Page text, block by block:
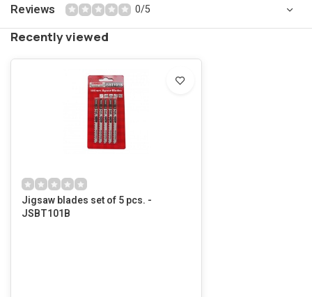
Reviews 0/5
Recently viewed
Jigsaw blades set of 5 pcs. -
JSBT101B